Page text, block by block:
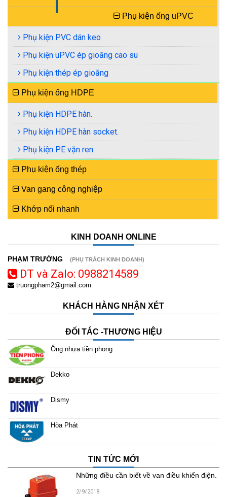
Phụ kiện ống uPVC
Phụ kiện PVC dán keo
Phụ kiện uPVC ép gioăng cao su
Phụ kiện thép ép gioăng
Phụ kiện ống HDPE
Phụ kiện HDPE hàn.
Phụ kiện HDPE hàn socket.
Phụ kiện PE vặn ren.
Phụ kiện ống thép
Van gang công nghiệp
Khớp nối nhanh
KINH DOANH ONLINE
PHẠM TRƯỜNG (PHỤ TRÁCH KINH DOANH)
DT và Zalo: 0988214589
truongpham2@gmail.com
KHÁCH HÀNG NHẬN XÉT
ĐỐI TÁC -THƯƠNG HIỆU
Ống nhựa tiền phong
Dekko
Dismy
Hòa Phát
TIN TỨC MỚI
Những điều cần biết về van điều khiển điện.
2/9/2018